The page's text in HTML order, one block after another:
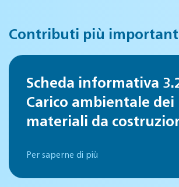
Contributi più
Scheda informativa
Carico ambientale dei
materiali da
Per saperne di più